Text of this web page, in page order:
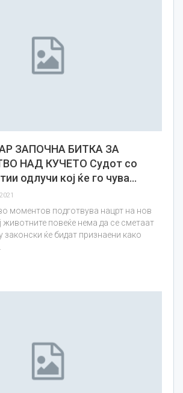
ЗАПОЧНА БИТКА ЗА
НАД КУЧЕТО Судот со
одлучи кој ќе го чува…
моментов подготвува нацрт на нов
животните повеќе нема да се сметаат
законски ќе бидат признаени како